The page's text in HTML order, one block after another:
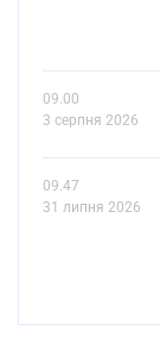
09.00
3 серпня 2026
09.47
31 липня 2026